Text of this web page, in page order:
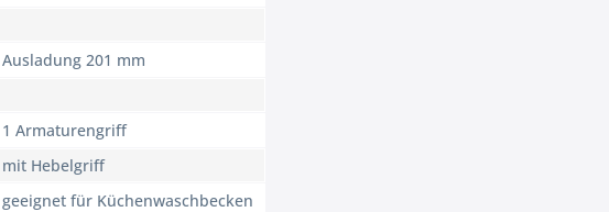
Ausladung 201 mm
1 Armaturengriff
mit Hebelgriff
geeignet für Küchenwaschbecken